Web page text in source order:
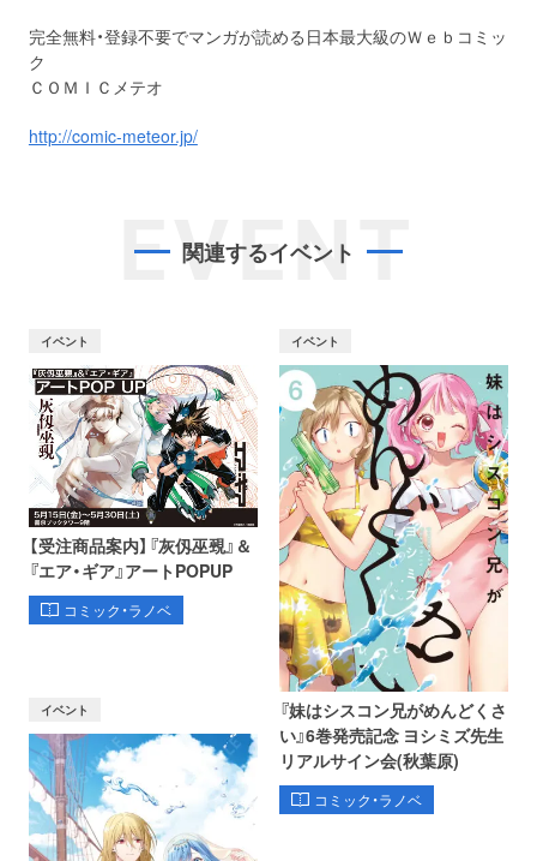
完全無料・登録不要でマンガが読める日本最大級のＷｅｂコミッ
ク
ＣＯＭＩＣメテオ
http://comic-meteor.jp/
EVENT
関連するイベント
イベント
【受注商品案内】『灰仭巫覡』＆
『エア・ギア』アートPOPUP
コミック・ラノベ
イベント
『妹はシスコン兄がめんどくさ
い』6巻発売記念 ヨシミズ先生
リアルサイン会(秋葉原)
コミック・ラノベ
イベント